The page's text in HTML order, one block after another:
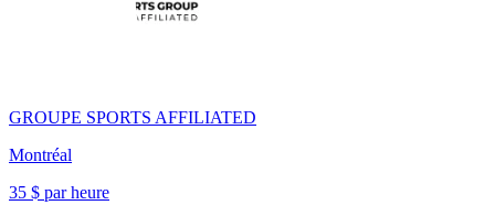
GROUPE SPORTS AFFILIATED
Montréal
35 $ par heure